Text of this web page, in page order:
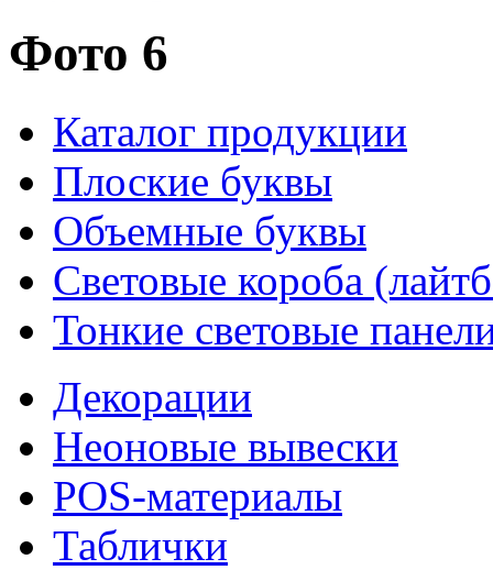
Фото 6
Каталог продукции
Плоские буквы
Объемные буквы
Световые короба
Тонкие световые
Декорации
Неоновые вывески
POS-материалы
Таблички